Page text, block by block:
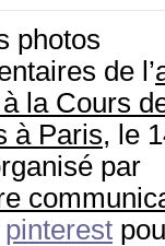
photos
de l’
la Cours
à Paris, le
par
pinterest